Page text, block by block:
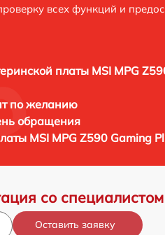
всех функций и
платы MSI MPG
по желанию
обращения
MSI MPG Z590 Gaming
со специалистом
Оставить заявку